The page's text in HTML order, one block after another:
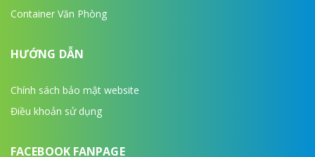
Container Văn Phòng
HƯỚNG DẪN
Chính sách bảo mật website
Điều khoản sử dụng
FACEBOOK FANPAGE